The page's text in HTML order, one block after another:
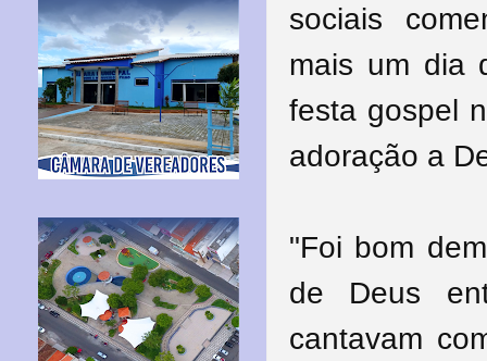
sociais
mais um dia
festa gospel
adoração a
"Foi bom
de Deus
cantavam